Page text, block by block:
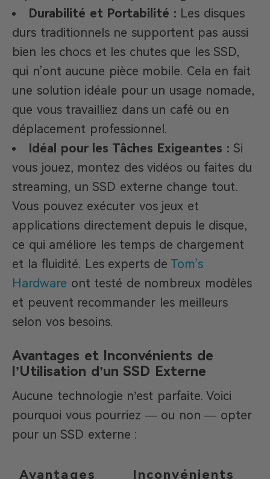
Durabilité et Portabilité : Les disques
durs traditionnels ne supportent pas aussi
bien les chocs et les chutes que les SSD,
qui n’ont aucune pièce mobile. Cela en fait
une solution idéale pour un usage nomade,
que vous travailliez dans un café ou en
déplacement professionnel.
Idéal pour les Tâches Exigeantes : Si
vous jouez, montez des vidéos ou faites du
streaming, un SSD externe change tout.
Vous pouvez exécuter vos jeux et
applications directement depuis le disque,
ce qui améliore les temps de chargement
et la fluidité. Les experts de Tom’s
Hardware ont testé de nombreux modèles
et peuvent recommander les meilleurs
selon vos besoins.
Avantages et Inconvénients de
l’Utilisation d’un SSD Externe
Aucune technologie n’est parfaite. Voici
pourquoi vous pourriez — ou non — opter
pour un SSD externe :
Avantages Inconvénients